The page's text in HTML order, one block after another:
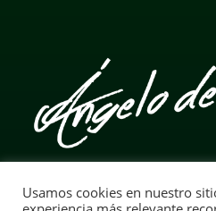
Aviso
Usamos cookies en nuestro